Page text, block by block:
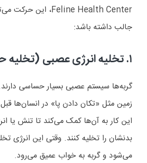
Feline Health Center، این حرکت
جالب داشته باشد:
۱. تخلیه انرژی عصبی
گربه‌ها سیستم عصبی بسیار حساسی
زمین مثل «تکان دادن پا» در انسان‌ها
این کار به آن‌ها کمک می‌کند تا تنش یا
بدنشان را تخلیه کنند. وقتی این انرژی
می‌شود و گربه به خواب عمیق می‌رود.